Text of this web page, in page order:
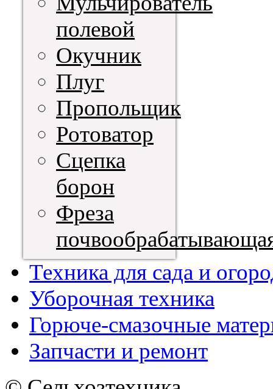
полевой
Окучник
Плуг
Пропольщик
Ротоватор
Сцепка
борон
Фреза
Техника для сада и
Уборочная техника
Горюче-смазочные
Запчасти и ремонт